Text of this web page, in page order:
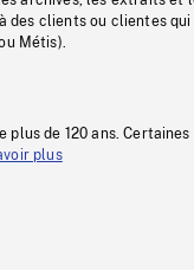
clients ou clientes qui
Métis).
de 120 ans.
plus